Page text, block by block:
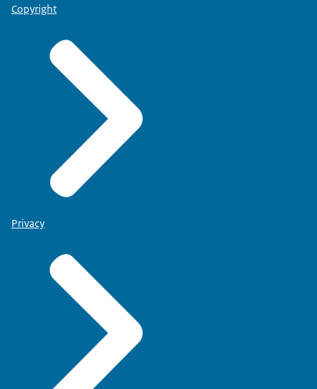
Copyright
Privacy